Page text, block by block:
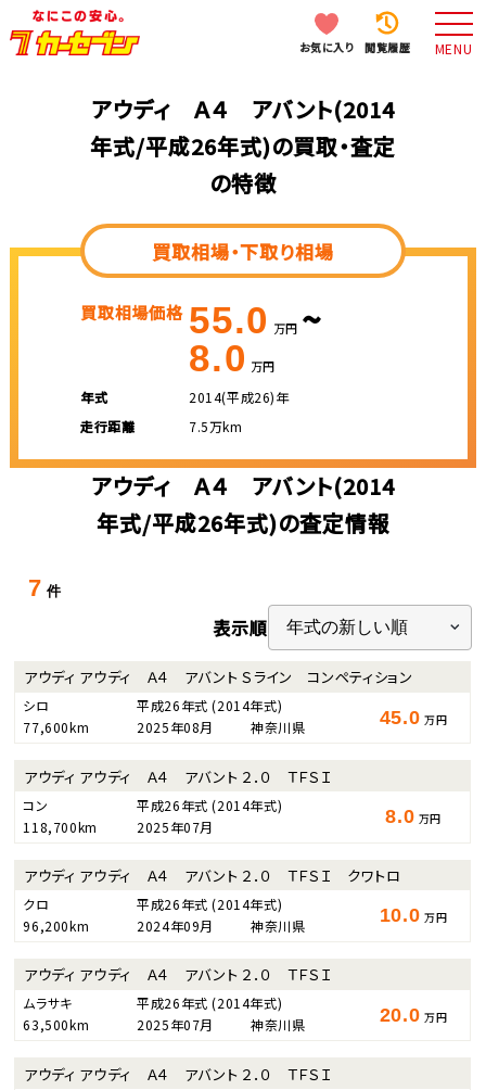
お気に入り 閲覧履歴 MENU
アウディ Ａ４ アバント(2014
年式/平成26年式)の買取・査定
の特徴
買取相場・下取り相場
買取相場価格 55.0 万円 ~
8.0 万円
年式
2014(平成26)年
走行距離
7.5万km
アウディ Ａ４ アバント(2014
年式/平成26年式)の査定情報
7 件
表示順
アウディ アウディ Ａ４ アバント Ｓライン コンペティション
シロ 平成26年式(2014年式)
77,600km
2025年08月 神奈川県 45.0 万円
アウディ アウディ Ａ４ アバント ２．０ ＴＦＳＩ
コン 平成26年式(2014年式)
118,700km
2025年07月 8.0 万円
アウディ アウディ Ａ４ アバント ２．０ ＴＦＳＩ クワトロ
クロ 平成26年式(2014年式)
96,200km
2024年09月 神奈川県 10.0 万円
アウディ アウディ Ａ４ アバント ２．０ ＴＦＳＩ
ムラサキ 平成26年式(2014年式)
63,500km
2025年07月 神奈川県 20.0 万円
アウディ アウディ Ａ４ アバント ２．０ ＴＦＳＩ